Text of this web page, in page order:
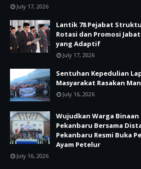
July 17, 2026
Lantik 78 Pejabat
Rotasi dan Promosi
yang Adaptif
July 17, 2026
Sentuhan Kepedulian
Masyarakat Rasakan
July 16, 2026
Wujudkan Warga
Pekanbaru Bersama
Pekanbaru Resmi Buka
Ayam Petelur
July 16, 2026